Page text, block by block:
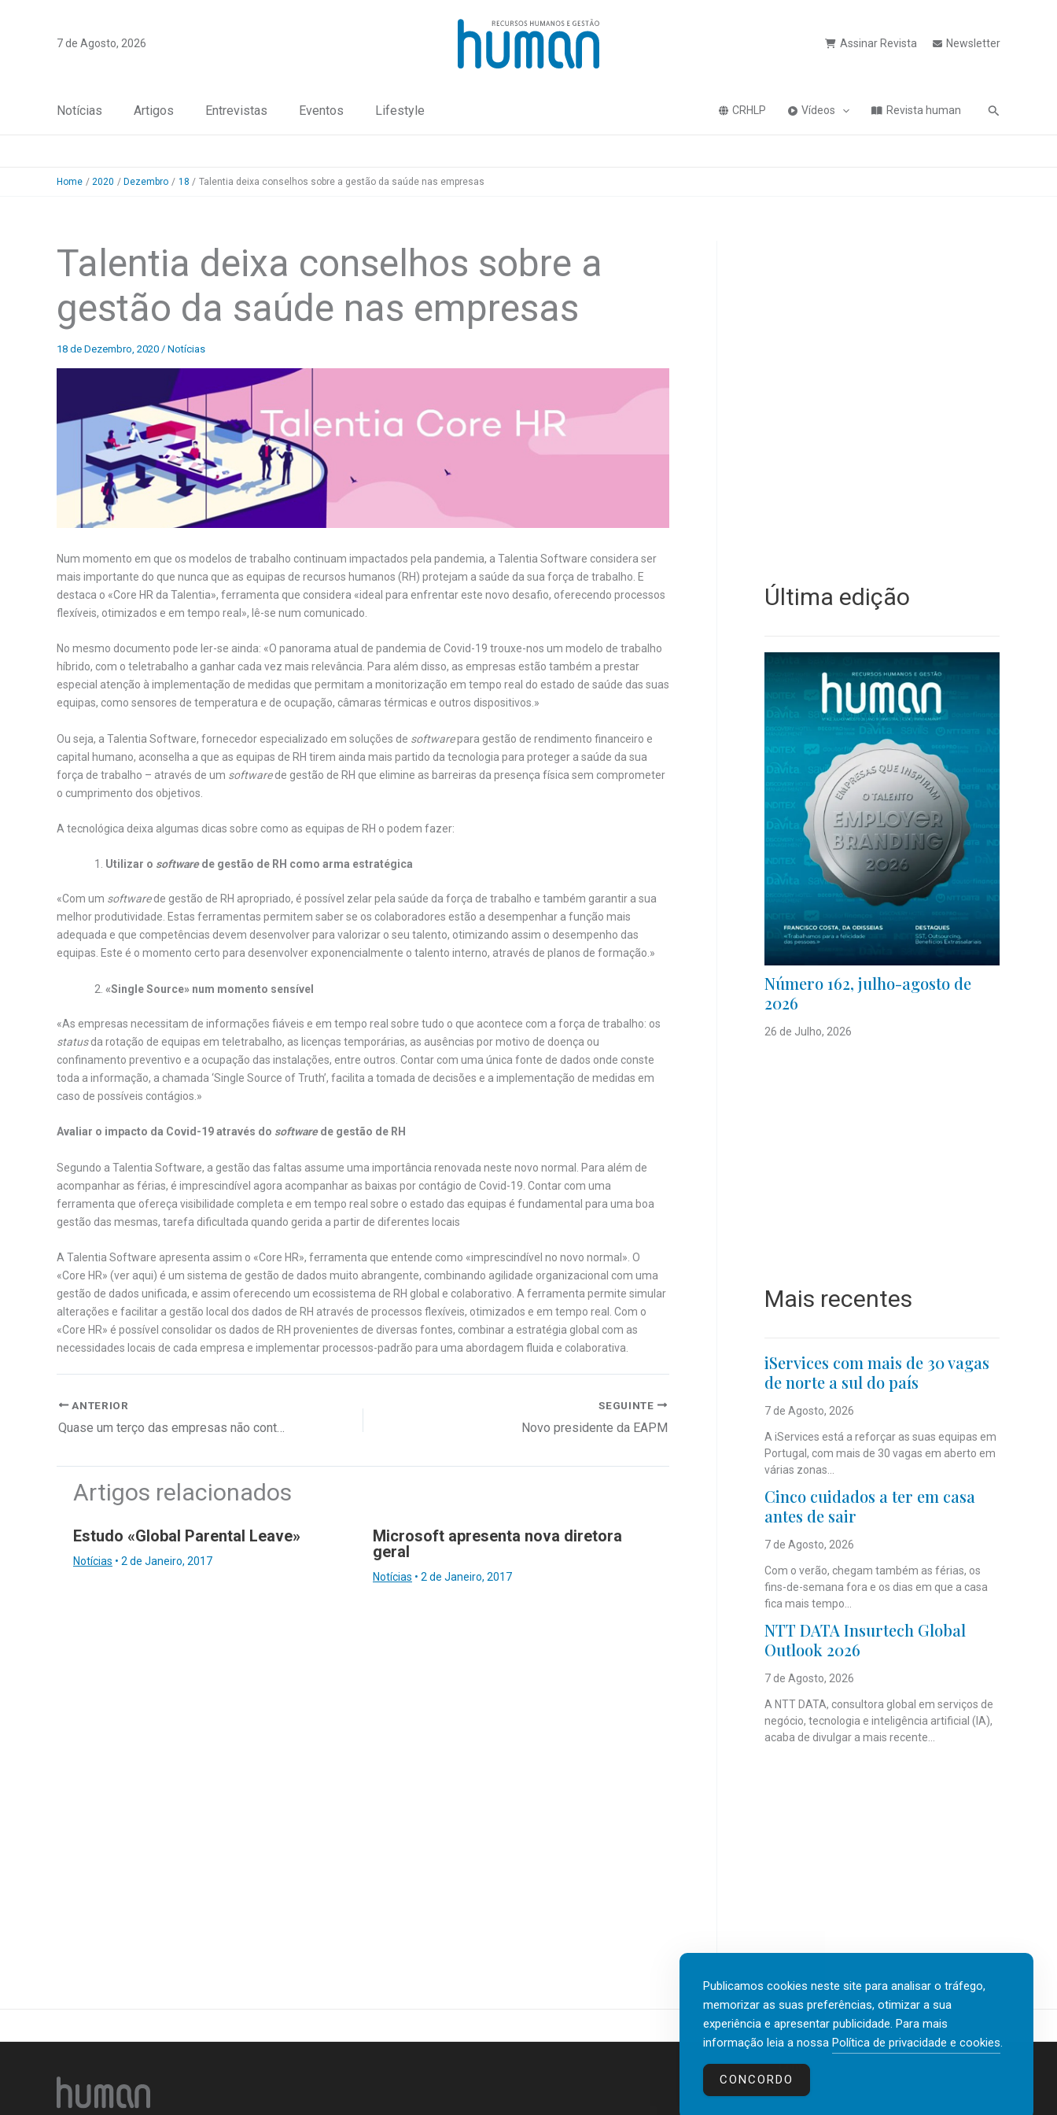
7 de Agosto, 2026 Assinar Revista Newsletter
Notícias Artigos Entrevistas Eventos Lifestyle CRHLP Vídeos Revista human Pesquisa
Home 2020 Dezembro 18 Talentia deixa conselhos sobre a gestão da saúde nas empresas
Talentia deixa conselhos sobre a
gestão da saúde nas empresas
18 de Dezembro, 2020 / Notícias
Num momento em que os modelos de trabalho continuam impactados pela pandemia, a Talentia Software considera ser
mais importante do que nunca que as equipas de recursos humanos (RH) protejam a saúde da sua força de trabalho. E
destaca o «Core HR da Talentia», ferramenta que considera «ideal para enfrentar este novo desafio, oferecendo processos
flexíveis, otimizados e em tempo real», lê-se num comunicado.
No mesmo documento pode ler-se ainda: «O panorama atual de pandemia de Covid-19 trouxe-nos um modelo de trabalho
híbrido, com o teletrabalho a ganhar cada vez mais relevância. Para além disso, as empresas estão também a prestar
especial atenção à implementação de medidas que permitam a monitorização em tempo real do estado de saúde das suas
equipas, como sensores de temperatura e de ocupação, câmaras térmicas e outros dispositivos.»
Ou seja, a Talentia Software, fornecedor especializado em soluções de softwarepara gestão de rendimento financeiro e
capital humano, aconselha a que as equipas de RH tirem ainda mais partido da tecnologia para proteger a saúde da sua
força de trabalho – através de um softwarede gestão de RH que elimine as barreiras da presença física sem comprometer
o cumprimento dos objetivos.
A tecnológica deixa algumas dicas sobre como as equipas de RH o podem fazer:
Utilizar o softwarede gestão de RH como arma estratégica
«Com um softwarede gestão de RH apropriado, é possível zelar pela saúde da força de trabalho e também garantir a sua
melhor produtividade. Estas ferramentas permitem saber se os colaboradores estão a desempenhar a função mais
adequada e que competências devem desenvolver para valorizar o seu talento, otimizando assim o desempenho das
equipas. Este é o momento certo para desenvolver exponencialmente o talento interno, através de planos de formação.»
«Single Source» num momento sensível
«As empresas necessitam de informações fiáveis e em tempo real sobre tudo o que acontece com a força de trabalho: os
statusda rotação de equipas em teletrabalho, as licenças temporárias, as ausências por motivo de doença ou
confinamento preventivo e a ocupação das instalações, entre outros. Contar com uma única fonte de dados onde conste
toda a informação, a chamada ‘Single Source of Truth’, facilita a tomada de decisões e a implementação de medidas em
caso de possíveis contágios.»
Avaliar o impacto da Covid-19 através do softwarede gestão de RH
Segundo a Talentia Software, a gestão das faltas assume uma importância renovada neste novo normal. Para além de
acompanhar as férias, é imprescindível agora acompanhar as baixas por contágio de Covid-19. Contar com uma
ferramenta que ofereça visibilidade completa e em tempo real sobre o estado das equipas é fundamental para uma boa
gestão das mesmas, tarefa dificultada quando gerida a partir de diferentes locais
A Talentia Software apresenta assim o «Core HR», ferramenta que entende como «imprescindível no novo normal». O
«Core HR» (ver aqui) é um sistema de gestão de dados muito abrangente, combinando agilidade organizacional com uma
gestão de dados unificada, e assim oferecendo um ecossistema de RH global e colaborativo. A ferramenta permite simular
alterações e facilitar a gestão local dos dados de RH através de processos flexíveis, otimizados e em tempo real. Com o
«Core HR» é possível consolidar os dados de RH provenientes de diversas fontes, combinar a estratégia global com as
necessidades locais de cada empresa e implementar processos-padrão para uma abordagem fluida e colaborativa.
ANTERIOR SEGUINTE
Novo presidente da EAPM
Artigos relacionados
Estudo «Global Parental Leave»
Notícias • 2 de Janeiro, 2017
Microsoft apresenta nova diretora
geral
Notícias • 2 de Janeiro, 2017
Última edição
Número 162, julho-agosto de
2026
26 de Julho, 2026
Mais recentes
iServices com mais de 30 vagas
de norte a sul do país
7 de Agosto, 2026
A iServices está a reforçar as suas equipas em
Portugal, com mais de 30 vagas em aberto em
várias zonas...
Cinco cuidados a ter em casa
antes de sair
7 de Agosto, 2026
Com o verão, chegam também as férias, os
fins-de-semana fora e os dias em que a casa
fica mais tempo...
NTT DATA Insurtech Global
Outlook 2026
7 de Agosto, 2026
A NTT DATA, consultora global em serviços de
negócio, tecnologia e inteligência artificial (IA),
acaba de divulgar a mais recente...
Contactos
Publicamos cookies neste site para analisar o tráfego,
memorizar as suas preferências, otimizar a sua
experiência e apresentar publicidade. Para mais
informação leia a nossa Política de privacidade e cookies.
CONCORDO